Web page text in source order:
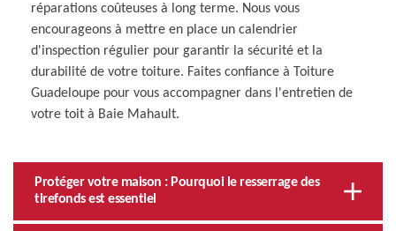
réparations coûteuses à long terme. Nous vous
encourageons à mettre en place un calendrier
d'inspection régulier pour garantir la sécurité et la
durabilité de votre toiture. Faites confiance à Toiture
Guadeloupe pour vous accompagner dans l'entretien de
votre toit à Baie Mahault.
Protéger votre maison : Pourquoi le resserrage des
tirefonds est essentiel